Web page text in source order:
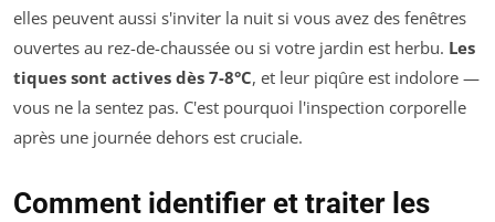
elles peuvent aussi s'inviter la nuit si vous avez des fenêtres
ouvertes au rez-de-chaussée ou si votre jardin est herbu. Les
tiques sont actives dès 7-8°C, et leur piqûre est indolore —
vous ne la sentez pas. C'est pourquoi l'inspection corporelle
après une journée dehors est cruciale.
Comment identifier et traiter les